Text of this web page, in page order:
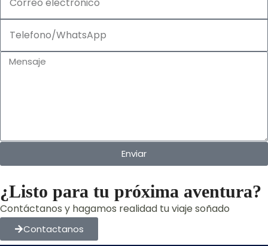
Enviar
¿Listo para tu próxima aventura?
Contáctanos y hagamos realidad tu viaje soñado
Contactanos